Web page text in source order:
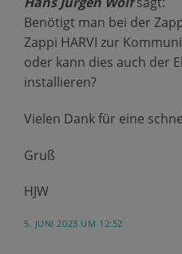
Benötigt man bei der
Zappi HARVI zur
oder kann dies auch der
installieren?
Vielen Dank für eine
Gruß
HJW
5. JUNI 2023 UM 12:52